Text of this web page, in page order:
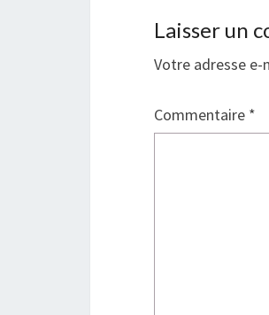
Laisser un
Votre adresse e-
Commentaire *